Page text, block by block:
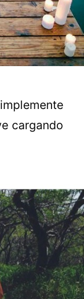
cargando